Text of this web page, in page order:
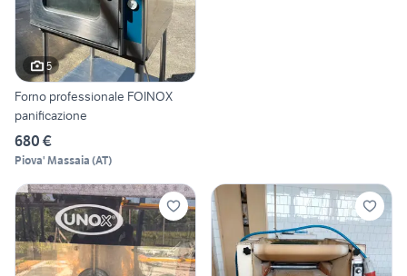
5
Forno professionale FOINOX
panificazione
680 €
Piova' Massaia (AT)